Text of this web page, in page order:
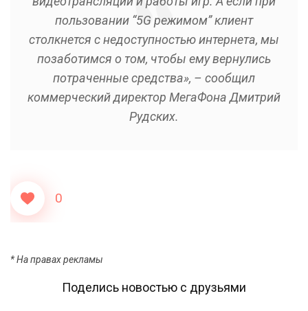
пользовании “5G режимом” клиент
столкнется с недоступностью интернета, мы
позаботимся о том, чтобы ему вернулись
потраченные средства», – сообщил
коммерческий директор МегаФона Дмитрий
Рудских.
0
* На правах рекламы
Поделись новостью с друзьями